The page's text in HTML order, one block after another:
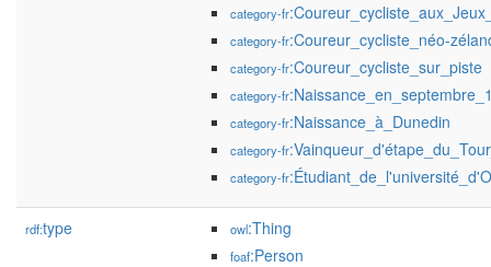
category-fr
category-fr:Coureur_cycliste_néo-
category-fr:Coureur_cycliste_sur_piste
category-fr
category-fr:Naissance_à_Dunedin
category-fr
category-fr
rdf:type owl:Thing
foaf:Person